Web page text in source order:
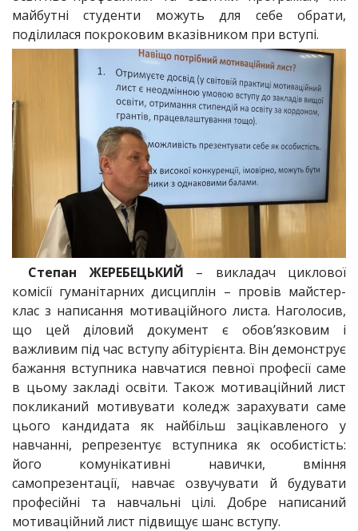
майбутні студенти можуть для себе обрати,
поділилася покроковим вказівником при вступі.
Степан ЖЕРЕБЕЦЬКИЙ – викладач циклової
комісії гуманітарних дисциплін – провів майстер-
клас з написання мотиваційного листа. Наголосив,
що цей діловий документ є обов’язковим і
важливим під час вступу абітурієнта. Він демонструє
бажання вступника навчатися певної професії саме
в цьому закладі освіти. Також мотиваційний лист
покликаний мотивувати коледж зарахувати саме
цього кандидата як найбільш зацікавленого у
навчанні, репрезентує вступника як особистість:
його комунікативні навички, вміння
самопрезентації, навчає озвучувати й будувати
професійні та навчальні цілі. Добре написаний
мотиваційний лист підвищує шанс вступу.